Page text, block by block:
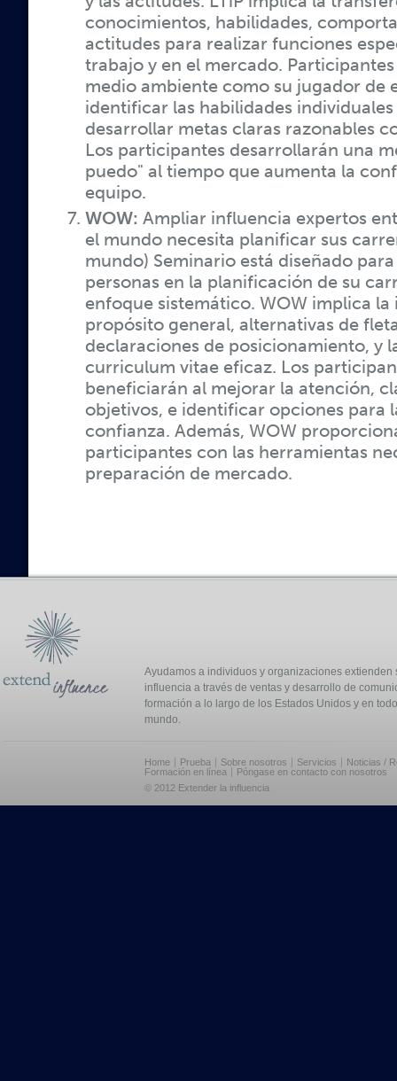
conocimientos, habilidades,
actitudes para realizar funciones
trabajo y en el mercado.
medio ambiente como su jugador de
identificar las habilidades
desarrollar metas claras razonables
Los participantes desarrollarán una
puedo" al tiempo que aumenta la
equipo.
WOW: Ampliar influencia expertos
el mundo necesita planificar sus
mundo) Seminario está diseñado
personas en la planificación de su
enfoque sistemático. WOW implica
propósito general, alternativas de
declaraciones de posicionamiento, y
curriculum vitae eficaz. Los
beneficiarán al mejorar la atención,
objetivos, e identificar opciones para
confianza. Además, WOW
participantes con las herramientas
preparación de mercado.
Ayudamos a individuos y organizaciones extienden
influencia a través de ventas y desarrollo de
formación a lo largo de los Estados Unidos y en
mundo.
Home Prueba Sobre nosotros Servicios
Noticias /
Formación en línea
Póngase en contacto con nosotros
© 2012 Extender la influencia